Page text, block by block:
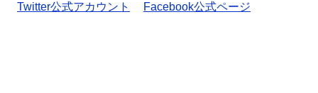
Twitter公式アカウント
Facebook公式ページ